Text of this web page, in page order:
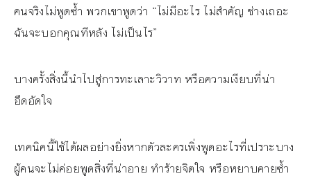
คนจริงไม่พูดซ้ำ พวกเขาพูดว่า “ไม่มีอะไร ไม่สำคัญ ช่างเถอะ
ฉันจะบอกคุณทีหลัง ไม่เป็นไร”
บางครั้งสิ่งนี้นำไปสู่การทะเลาะวิวาท หรือความเงียบที่น่า
อึดอัดใจ
เทคนิคนี้ใช้ได้ผลอย่างยิ่งหากตัวละครเพิ่งพูดอะไรที่เปราะบาง
ผู้คนจะไม่ค่อยพูดสิ่งที่น่าอาย ทำร้ายจิตใจ หรือหยาบคายซ้ำ